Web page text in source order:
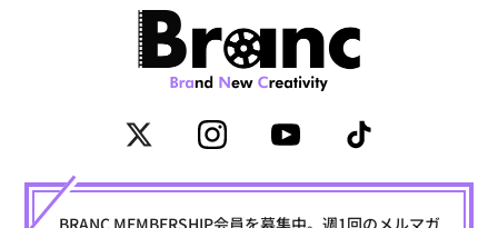
BRANC MEMBERSHIP会員を募集中。週1回のメルマガ